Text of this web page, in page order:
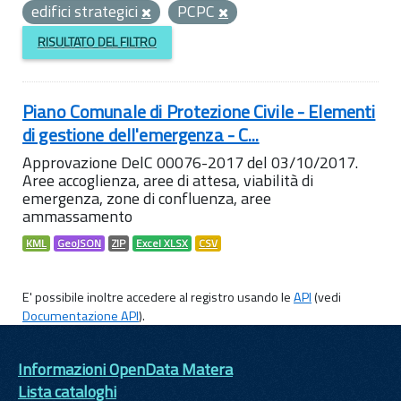
edifici strategici
PCPC
RISULTATO DEL FILTRO
Piano Comunale di Protezione Civile - Elementi
di gestione dell'emergenza - C...
Approvazione DelC 00076-2017 del 03/10/2017.
Aree accoglienza, aree di attesa, viabilità di
emergenza, zone di confluenza, aree
ammassamento
KML GeoJSON ZIP Excel XLSX CSV
E' possibile inoltre accedere al registro usando leAPI(vedi
Documentazione API).
Informazioni OpenData Matera
Lista cataloghi